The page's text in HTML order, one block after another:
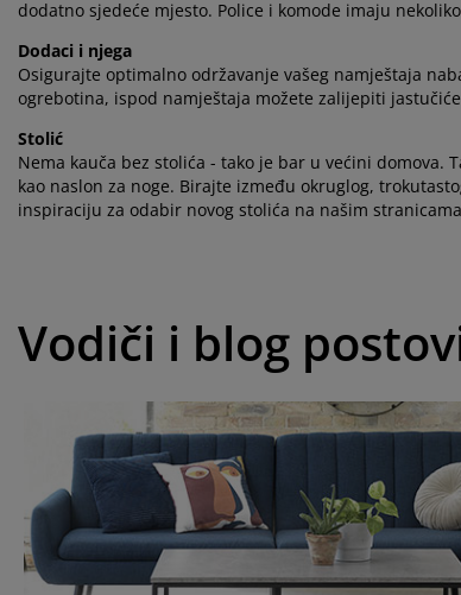
dodatno sjedeće mjesto. Police i komode imaju
Dodaci i njega
Osigurajte optimalno održavanje vašeg namještaja
ogrebotina, ispod namještaja možete zalijepiti
Stolić
Nema kauča bez stolića - tako je bar u većini
kao naslon za noge. Birajte između okruglog,
inspiraciju za odabir novog stolića na našim
Vodiči i blog